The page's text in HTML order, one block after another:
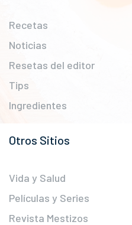
Recetas
Noticias
Resetas del editor
Tips
Ingredientes
Otros Sitios
Vida y Salud
Películas y Series
Revista Mestizos